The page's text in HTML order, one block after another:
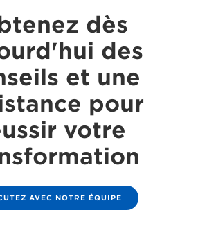
dès
des
et une
pour
votre
AVEC NOTRE ÉQUIPE